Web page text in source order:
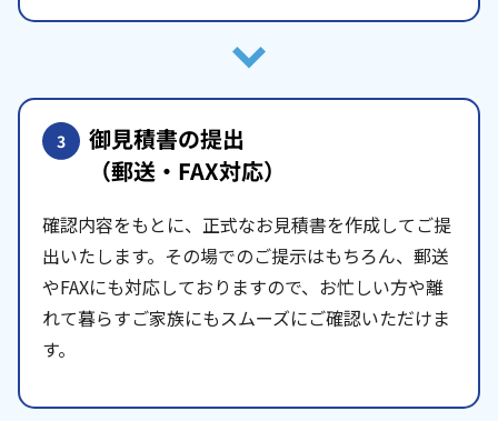
3 御見積書の提出
（郵送・FAX対応）
確認内容をもとに、正式なお見積書を作成してご提
出いたします。その場でのご提示はもちろん、郵送
やFAXにも対応しておりますので、お忙しい方や離
れて暮らすご家族にもスムーズにご確認いただけま
す。